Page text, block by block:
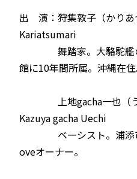
出 演：狩集敦子（かり
Kariatsumari
舞踏家。大駱駝艦の
館に10年間所属。
上地gacha一也（うえ
Kazuya gacha Uechi
ベーシスト。浦添市
oveオーナー。